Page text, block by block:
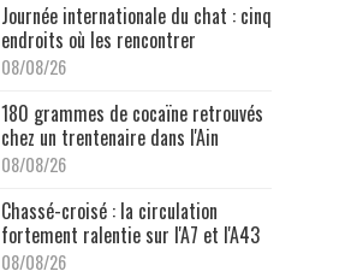
Journée internationale du chat : cinq
endroits où les rencontrer
08/08/26
180 grammes de cocaïne retrouvés
chez un trentenaire dans l'Ain
08/08/26
Chassé-croisé : la circulation
fortement ralentie sur l'A7 et l'A43
08/08/26